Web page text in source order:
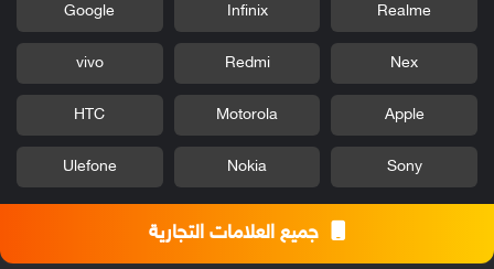
Realme
Infinix
Google
Nex
Redmi
vivo
Apple
Motorola
HTC
Sony
Nokia
Ulefone
جميع العلامات التجارية